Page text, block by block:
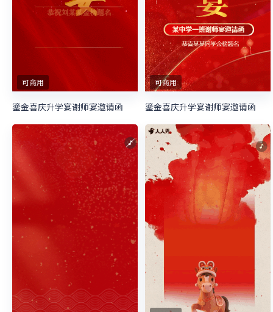
可商用
鎏金喜庆升学宴谢师宴邀请函
可商用
鎏金喜庆升学宴谢师宴邀请函